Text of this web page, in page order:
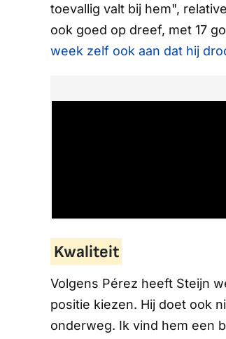
toevallig valt bij hem",
ook goed op dreef, met 17
week zelf ook aan dat hij
Kwaliteit
Volgens Pérez heeft Steijn
positie kiezen. Hij doet ook
onderweg. Ik vind hem een